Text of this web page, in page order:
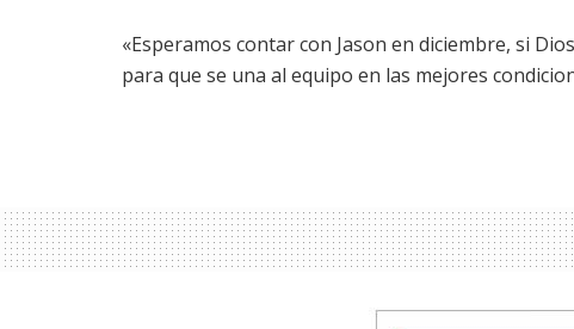
«Esperamos contar con Jason en diciembre, si
para que se una al equipo en las mejores